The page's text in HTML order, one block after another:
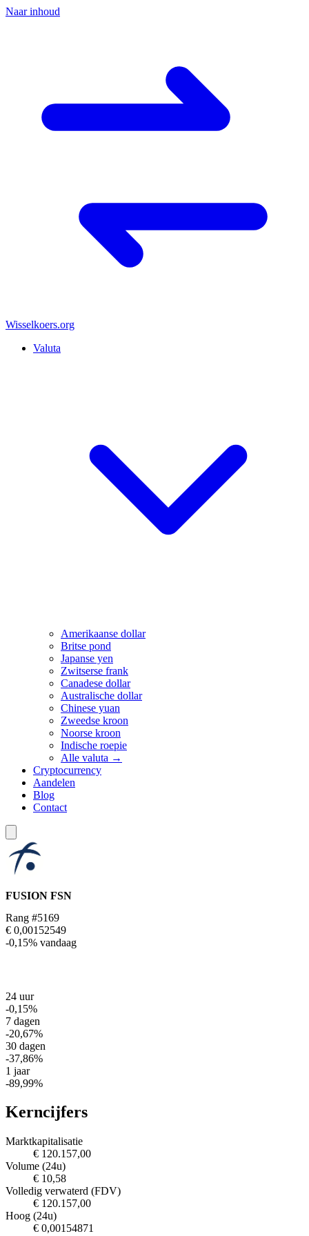
Naar inhoud
Wisselkoers.org
Valuta
Amerikaanse dollar
Britse pond
Japanse yen
Zwitserse frank
Canadese dollar
Australische dollar
Chinese yuan
Zweedse kroon
Noorse kroon
Indische roepie
Alle valuta →
Cryptocurrency
Aandelen
Blog
Contact
FUSION FSN
Rang #5169
€ 0,00152549
-0,15% vandaag
24 uur
-0,15%
7 dagen
-20,67%
30 dagen
-37,86%
1 jaar
-89,99%
Kerncijfers
Marktkapitalisatie
€ 120.157,00
Volume (24u)
€ 10,58
Volledig verwaterd (FDV)
€ 120.157,00
Hoog (24u)
€ 0,00154871